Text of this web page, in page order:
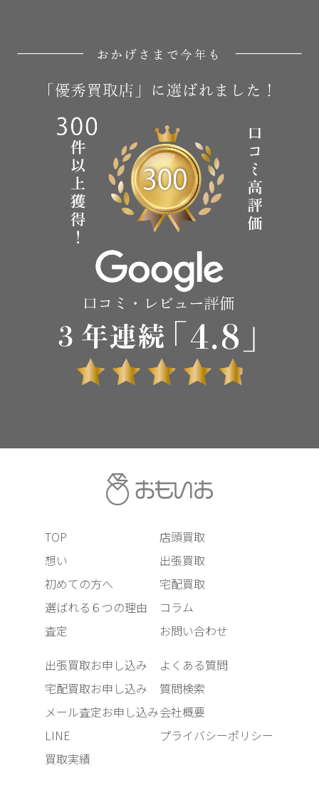
TOP
想い
初めての方へ
選ばれる６つの理由
査定
店頭買取
出張買取
宅配買取
コラム
お問い合わせ
出張買取お申し込み
宅配買取お申し込み
メール査定お申し込み
LINE
買取実績
よくある質問
質問検索
会社概要
プライバシーポリシー